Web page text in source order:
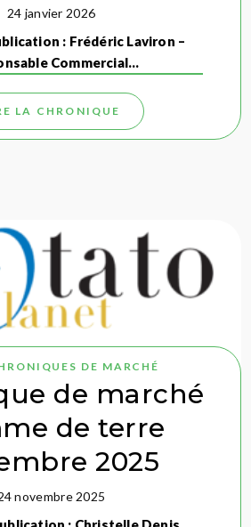
24 janvier 2026
: Frédéric Laviron –
Commercial…
LA CHRONIQUE
DE MARCHÉ
de marché
de terre
2025
novembre 2025